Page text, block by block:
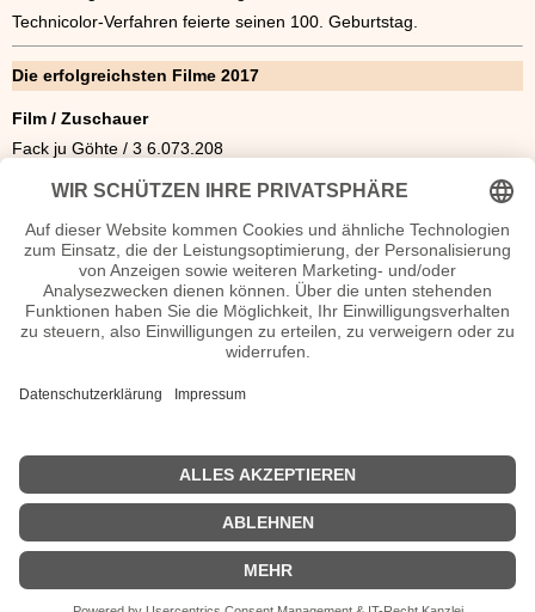
Technicolor-Verfahren feierte seinen 100. Geburtstag.
Die erfolgreichsten Filme 2017
Film / Zuschauer
Fack ju Göhte / 3 6.073.208
Star Wars: Die letzten Jedi / 5.891.816
Fifty Shades of Grey – Gefährliche Liebe / 3.446.759
Die Schöne und das Biest / 3.426.749
Fast & Furious 8 / 3.240.803
Es 3. / 170.231
Pirates of the Caribbean: Salazars Rache / 2.693.004
Guardians of the Galaxy Vol. 2 / 2.515.251
<<Filmjahr 2016|Filmjahr 2018>>
| © 2013–2023 was-war-wann.de. Alle Rechte vorbehalten. |
|
Impressum | Jahreschronik | Neue Bios|